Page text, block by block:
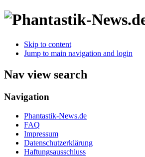
Skip to content
Jump to main navigation and login
Nav view search
Navigation
Phantastik-News.de
FAQ
Impressum
Datenschutzerklärung
Haftungsausschluss